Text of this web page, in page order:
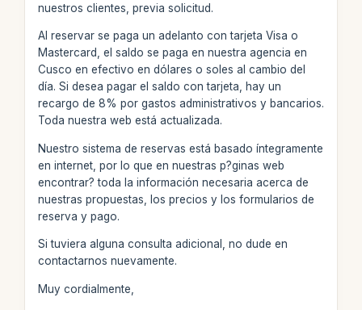
nuestros clientes, previa solicitud.
Al reservar se paga un adelanto con tarjeta Visa o
Mastercard, el saldo se paga en nuestra agencia en
Cusco en efectivo en dólares o soles al cambio del
día. Si desea pagar el saldo con tarjeta, hay un
recargo de 8% por gastos administrativos y bancarios.
Toda nuestra web está actualizada.
Nuestro sistema de reservas está basado íntegramente
en internet, por lo que en nuestras p?ginas web
encontrar? toda la información necesaria acerca de
nuestras propuestas, los precios y los formularios de
reserva y pago.
Si tuviera alguna consulta adicional, no dude en
contactarnos nuevamente.
Muy cordialmente,